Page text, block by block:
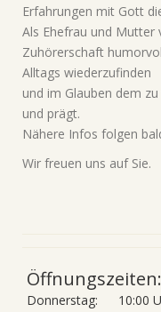
Erfahrungen mit Gott
Als Ehefrau und Mutter
Zuhörerschaft
Alltags wiederzufinden
und im Glauben dem
und prägt.
Nähere Infos folgen
Wir freuen uns auf Sie.
Öffnungszeiten:
Donnerstag:
10:00